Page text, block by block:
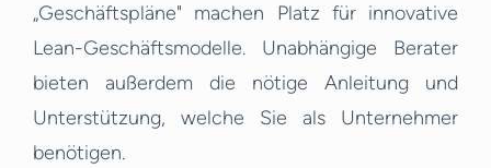
„Geschäftspläne" machen Platz für innovative
Lean-Geschäftsmodelle. Unabhängige Berater
bieten außerdem die nötige Anleitung und
Unterstützung, welche Sie als Unternehmer
benötigen.